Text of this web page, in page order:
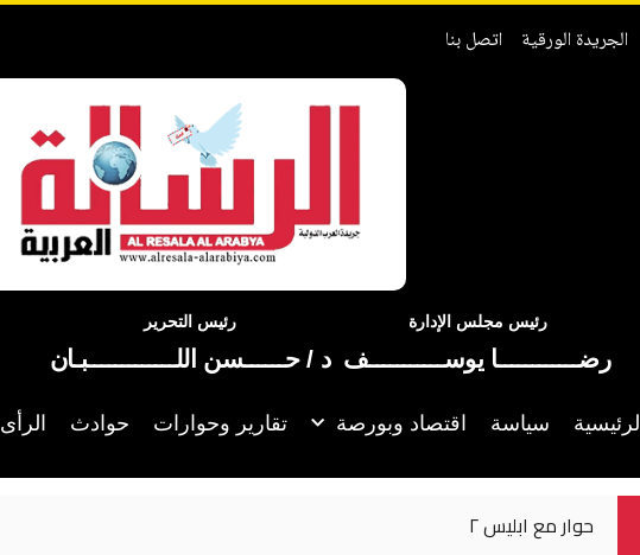
الجريدة الورقية اتصل بنا
رئيس مجلس الإدارة
رضــــــــــــا يوســـــــــــف
رئيس التحرير
د / حــــــسن اللـــــــــــــبـان
الرئيسية سياسة اقتصاد وبورصة تقارير وحوارات حوادث الرأى
إعلام إسرائيلي : تمثال رمسيس الثاني تربطه علاقة بقصة بني إسرائيل في مصر